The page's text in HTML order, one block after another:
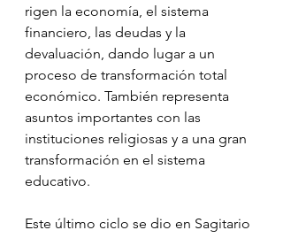
rigen la economía, el sistema
financiero, las deudas y la
devaluación, dando lugar a un
proceso de transformación total
económico. También representa
asuntos importantes con las
instituciones religiosas y a una gran
transformación en el sistema
educativo.
Este último ciclo se dio en Sagitario